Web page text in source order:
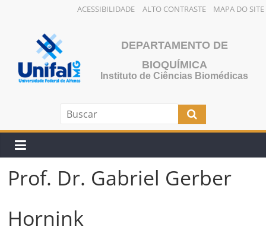
ACESSIBILIDADE ALTO CONTRASTE MAPA DO SITE
conteúdo
DEPARTAMENTO DE
BIOQUÍMICA
Instituto de Ciências Biomédicas
Prof. Dr. Gabriel Gerber
Hornink